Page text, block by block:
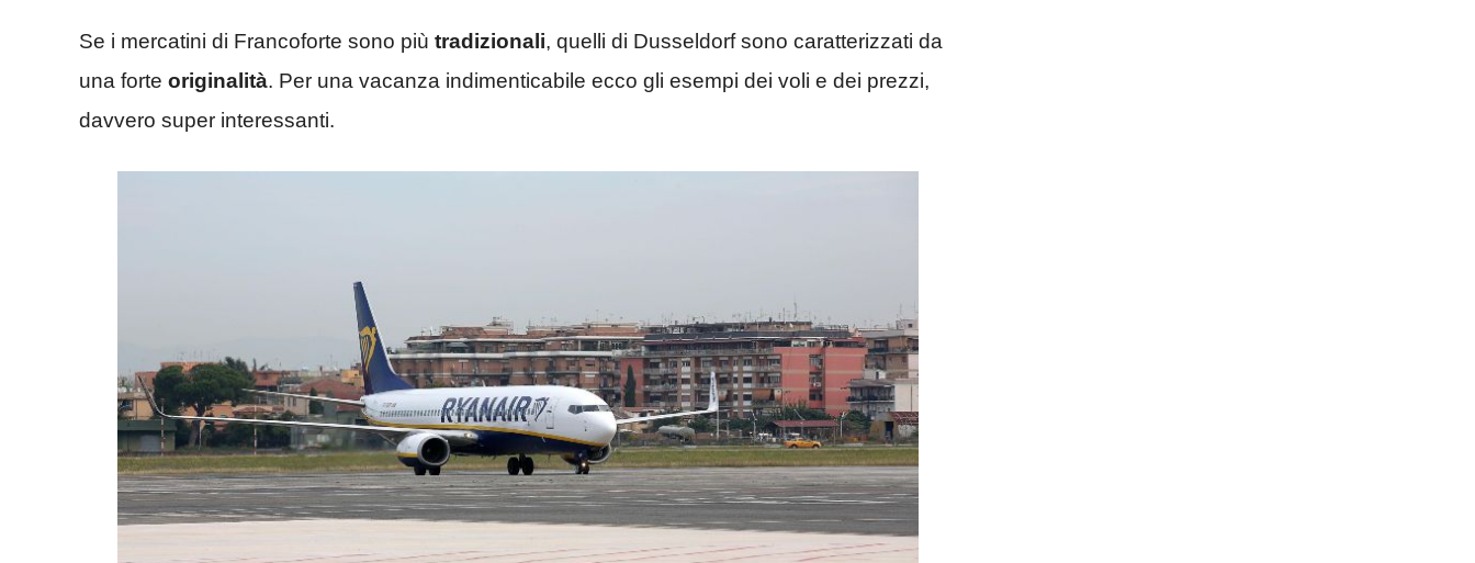
Se i mercatini di Francoforte sono più tradizionali, quelli di Dusseldorf sono caratterizzati da
una forte originalità. Per una vacanza indimenticabile ecco gli esempi dei voli e dei prezzi,
davvero super interessanti.